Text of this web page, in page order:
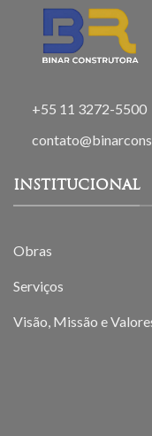
+55 11 3272-5500
INSTITUCIONAL
Obras
Serviços
Visão, Missão e